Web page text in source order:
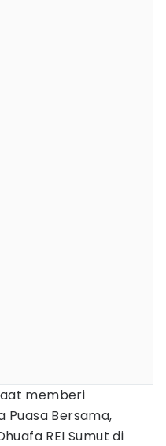
memberi
Puasa Bersama,
REI Sumut di